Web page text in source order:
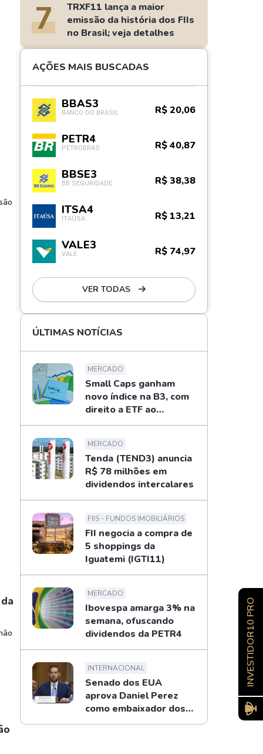
7
TRXF11 lança a maior
emissão da história dos FIIs
no Brasil; veja detalhes
AÇÕES MAIS BUSCADAS
BBAS3
BANCO DO BRASIL R$ 20,06
PETR4
PETROBRAS R$ 40,87
BBSE3
BB SEGURIDADE R$ 38,38
ITSA4
ITAÚSA R$ 13,21
VALE3
VALE R$ 74,97
VER TODAS
ÚLTIMAS NOTÍCIAS
MERCADO
Small Caps ganham
novo índice na B3, com
direito a ETF ao
investidor
MERCADO
Tenda (TEND3) anuncia
R$ 78 milhões em
dividendos intercalares
FIIS - FUNDOS IMOBILIÁRIOS
FII negocia a compra de
5 shoppings da
Iguatemi (IGTI11)
MERCADO
Ibovespa amarga 3% na
semana, ofuscando
dividendos da PETR4
INTERNACIONAL
Senado dos EUA
aprova Daniel Perez
como embaixador dos
EUA no Brasil
INVESTIDOR10 PRO